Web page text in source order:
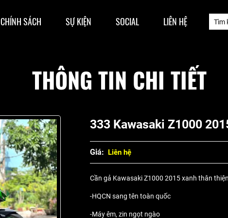
CHÍNH SÁCH SỰ KIỆN SOCIAL LIÊN HỆ
THÔNG TIN CHI TIẾT
333 Kawasaki Z1000
Giá: Liên hệ
Cần gả Kawasaki Z1000 2015 xanh thân
-HQCN sang tên toàn quốc
-Máy êm, zin ngọt ngào